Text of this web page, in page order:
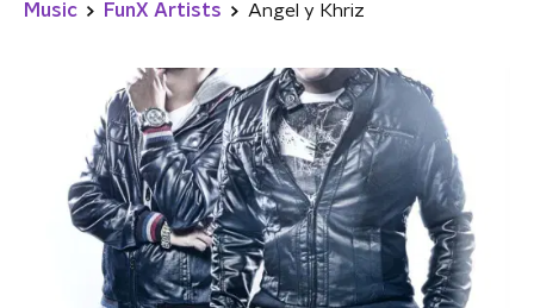
Music FunX Artists Angel y Khriz